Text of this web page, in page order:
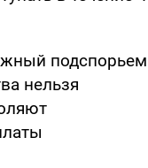
подспорьем
нельзя